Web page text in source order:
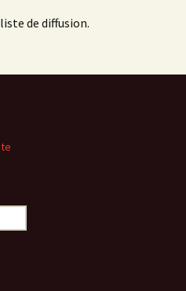
de diffusion.